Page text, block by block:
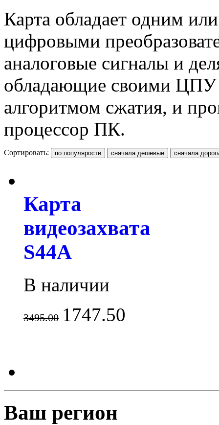
Карта обладает одним
цифровыми
аналоговые сигналы и
обладающие своими ЦПУ
алгоритмом сжатия, и
процессор ПК.
Сортировать:
Карта
видеозахвата
S44A
В наличии
3495.00 1747.50
Ваш регион